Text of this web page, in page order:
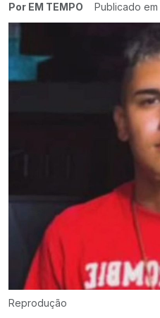
Por EM TEMPO Publicado em
Reprodução